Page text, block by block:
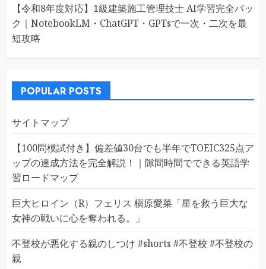
【令和8年度対応】1級建築施工管理技士 AI学習完全パッ
ク｜NotebookLM・ChatGPT・GPTsで一次・二次を最
短攻略
POPULAR POSTS
サイトマップ
【100問模試付き】偏差値30台でも半年でTOEIC325点ア
ップの達成方法を完全解説！｜隙間時間でできる英語学
習ロードマップ
巨大ヒロイン（R）フェリス 槇原愛菜「星を救う巨大な
女神の戦いに心を奪われる。」
不登校が悪化する親のしつけ #shorts #不登校 #不登校の
親